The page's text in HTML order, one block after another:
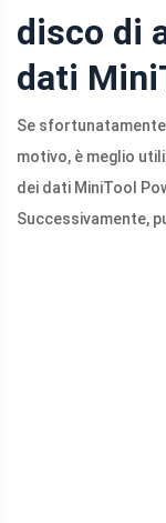
disco di
dati
Se
motivo, è meglio
dei dati MiniTool
Successivamente,